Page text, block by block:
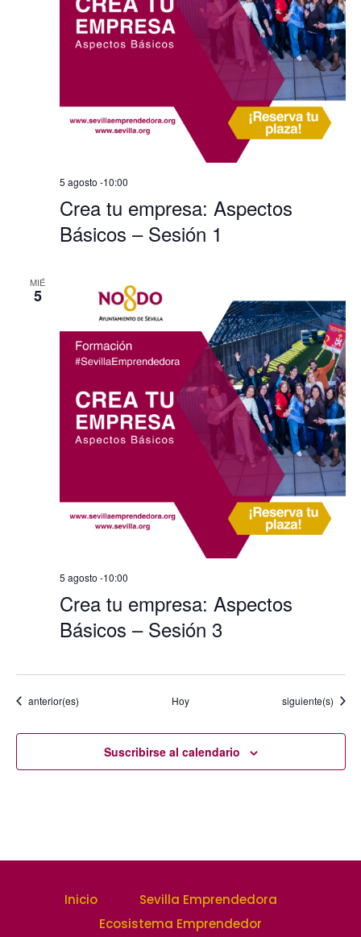
Crea tu empresa: Aspectos
Básicos – Sesión 1
5 agosto -10:00
MIÉ
5
Crea tu empresa: Aspectos
Básicos – Sesión 3
5 agosto -10:00
Eventos
anterior(es) Hoy Eventos
siguiente(s)
Suscribirse al calendario
Inicio
Sevilla Emprendedora
Ecosistema Emprendedor